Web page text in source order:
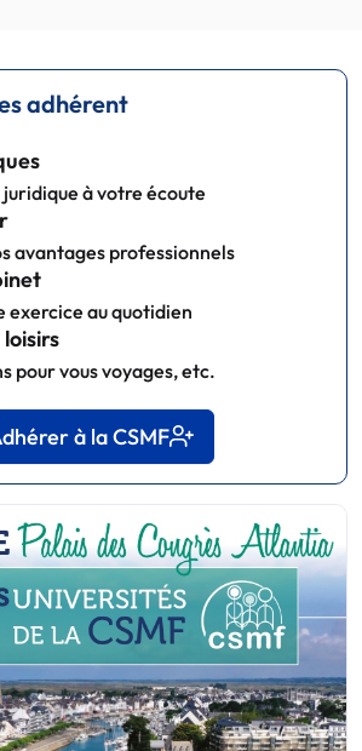
adhérent
à votre écoute
avantages professionnels
exercice au quotidien
pour vous voyages, etc.
à la CSMF